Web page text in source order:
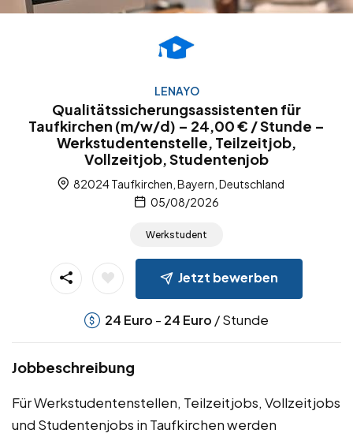
LENAYO
Qualitätssicherungsassistenten für
Taufkirchen (m/w/d) – 24,00 € / Stunde –
Werkstudentenstelle, Teilzeitjob,
Vollzeitjob, Studentenjob
82024 Taufkirchen, Bayern, Deutschland
05/08/2026
Werkstudent
Jetzt bewerben
24 Euro - 24 Euro / Stunde
Jobbeschreibung
Für Werkstudentenstellen, Teilzeitjobs, Vollzeitjobs
und Studentenjobs in Taufkirchen werden